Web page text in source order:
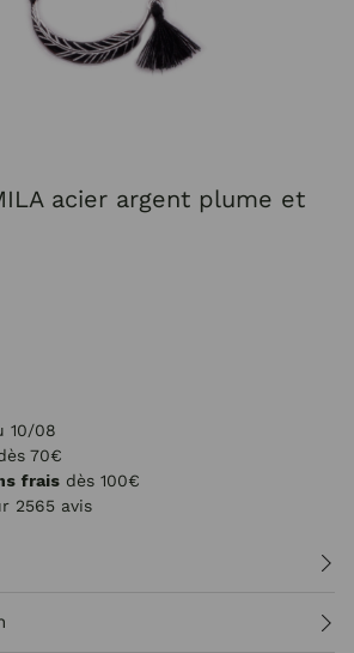
acier argent plume et
10/08
70€
frais dès 100€
2565 avis